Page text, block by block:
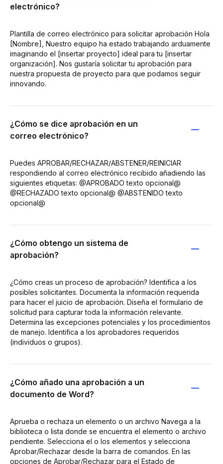
electrónico?
Plantilla de correo electrónico para solicitar aprobación Hola
[Nombre], Nuestro equipo ha estado trabajando arduamente
imaginando el [insertar proyecto] ideal para tu [insertar
organización]. Nos gustaría solicitar tu aprobación para
nuestra propuesta de proyecto para que podamos seguir
innovando.
¿Cómo se dice aprobación en un
correo electrónico?
Puedes APROBAR/RECHAZAR/ABSTENER/REINICIAR
respondiendo al correo electrónico recibido añadiendo las
siguientes etiquetas: @APROBADO texto opcional@
@RECHAZADO texto opcional@ @ABSTENIDO texto
opcional@
¿Cómo obtengo un sistema de
aprobación?
¿Cómo creas un proceso de aprobación? Identifica a los
posibles solicitantes. Documenta la información requerida
para hacer el juicio de aprobación. Diseña el formulario de
solicitud para capturar toda la información relevante.
Determina las excepciones potenciales y los procedimientos
de manejo. Identifica a los aprobadores requeridos
(individuos o grupos).
¿Cómo añado una aprobación a un
documento de Word?
Aprueba o rechaza un elemento o un archivo Navega a la
biblioteca o lista donde se encuentra el elemento o archivo
pendiente. Selecciona el o los elementos y selecciona
Aprobar/Rechazar desde la barra de comandos. En las
opciones de Aprobar/Rechazar para el Estado de